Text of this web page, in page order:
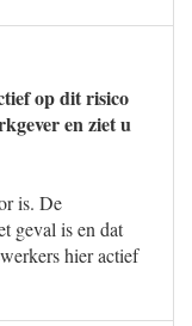
op dit risico
en ziet u
is. De
geval is en dat
hier actief